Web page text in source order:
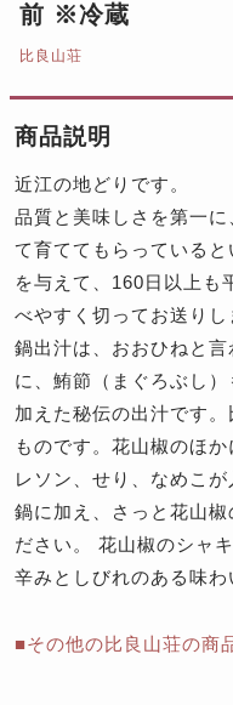
前 ※冷蔵
比良山荘
商品説明
近江の地どりです。
品質と美味しさを第一
て育ててもらっている
を与えて、160日以上も
べやすく切ってお送りし
鍋出汁は、おおひねと
に、鮪節（まぐろぶし
加えた秘伝の出汁です
ものです。花山椒のほ
レソン、せり、なめこ
鍋に加え、さっと花山
ださい。 花山椒のシャ
辛みとしびれのある味わ
■その他の比良山荘の商